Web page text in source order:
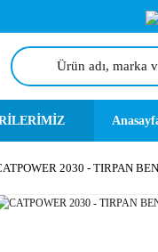
2030 - TIRPAN